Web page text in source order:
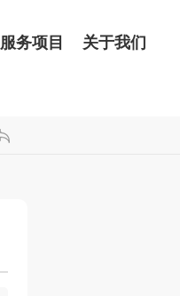
服务项目 关于我们